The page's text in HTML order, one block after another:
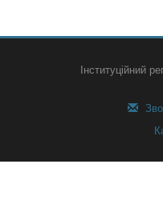
Інституційний